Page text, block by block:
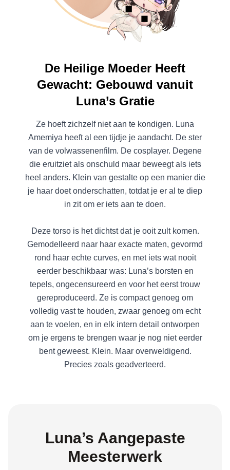
De Heilige Moeder Heeft
Gewacht: Gebouwd vanuit
Luna’s Gratie
Ze hoeft zichzelf niet aan te kondigen. Luna
Amemiya heeft al een tijdje je aandacht. De ster
van de volwassenenfilm. De cosplayer. Degene
die eruitziet als onschuld maar beweegt als iets
heel anders. Klein van gestalte op een manier die
je haar doet onderschatten, totdat je er al te diep
in zit om er iets aan te doen.
Deze torso is het dichtst dat je ooit zult komen.
Gemodelleerd naar haar exacte maten, gevormd
rond haar echte curves, en met iets wat nooit
eerder beschikbaar was: Luna’s borsten en
tepels, ongecensureerd en voor het eerst trouw
gereproduceerd. Ze is compact genoeg om
volledig vast te houden, zwaar genoeg om echt
aan te voelen, en in elk intern detail ontworpen
om je ergens te brengen waar je nog niet eerder
bent geweest. Klein. Maar overweldigend.
Precies zoals geadverteerd.
Luna’s Aangepaste
Meesterwerk